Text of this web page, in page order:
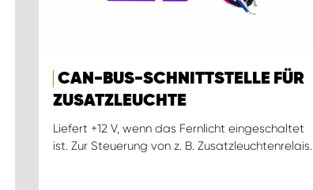
CAN-BUS-SCHNITTSTELLE FÜR
ZUSATZLEUCHTE
Liefert +12 V, wenn das Fernlicht eingeschaltet
ist. Zur Steuerung von z. B. Zusatzleuchtenrelais.